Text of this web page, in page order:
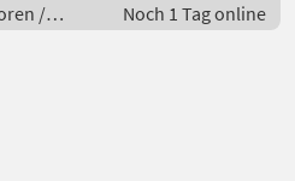
/
Noch 1 Tag online